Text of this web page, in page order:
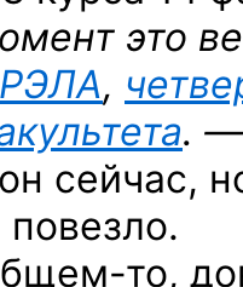
это
,
.
сейчас,
повезло.
то,